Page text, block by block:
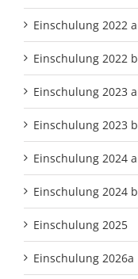
Einschulung 2022 a
Einschulung 2022 b
Einschulung 2023 a
Einschulung 2023 b
Einschulung 2024 a
Einschulung 2024 b
Einschulung 2025
Einschulung 2026a